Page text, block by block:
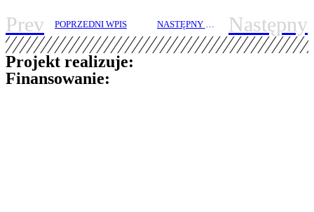
Prev POPRZEDNI WPIS Następny
Projekt realizuje:
Finansowanie: